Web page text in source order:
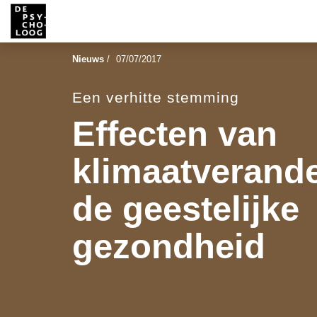
Nieuws / 07/07/2017
Een verhitte stemming
Effecten van
de geestelijke
gezondheid